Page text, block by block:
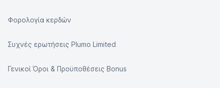
Φορολογία κερδών
Συχνές ερωτήσεις Plumo Limited
Γενικοί Όροι & Προϋποθέσεις Bonus